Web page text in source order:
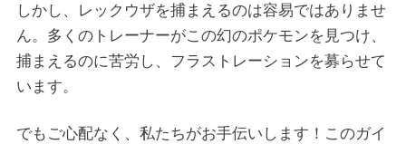
しかし、レックウザを捕まえるのは容易ではありませ
ん。多くのトレーナーがこの幻のポケモンを見つけ、
捕まえるのに苦労し、フラストレーションを募らせて
います。
でもご心配なく、私たちがお手伝いします！このガイ